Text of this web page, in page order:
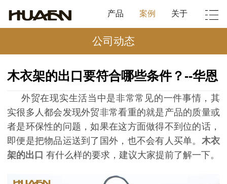
产品 案例 关于
公司动态
木衣架的出口要符合哪些条件？--华恩
外贸在现实生活当中是非常常见的一件事情，其
实很多人都会发现外贸非常看重的就是产品的质量或
者是环保性的问题，如果在这方面做得不到位的话，
即便是把物品运送到了国外，也不会有人买单。 木衣
架的出口 有什么样的要求，建议大家提前了解一下。